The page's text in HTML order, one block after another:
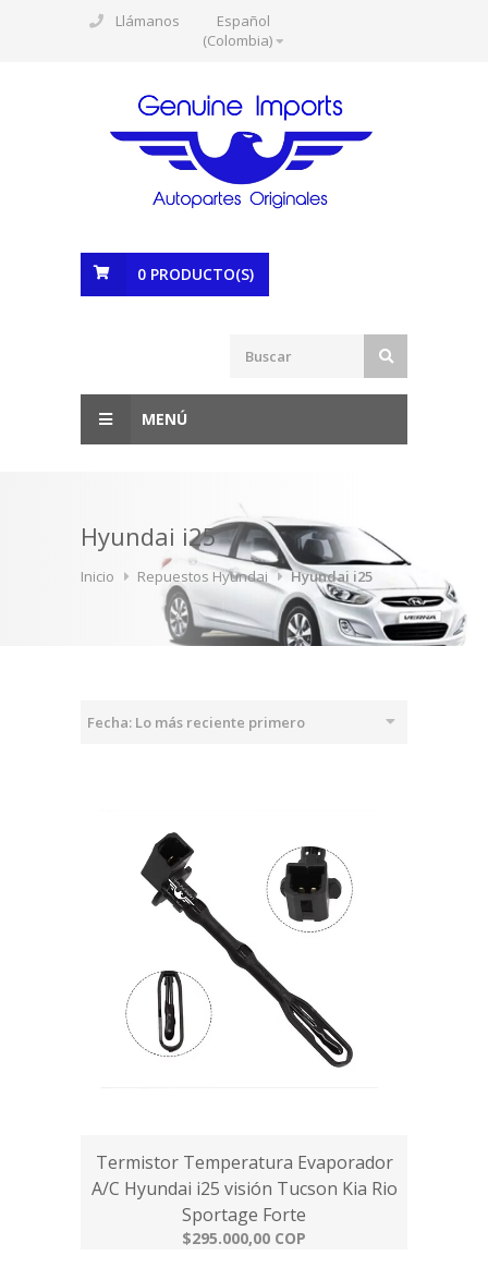
Llámanos
Español
(Colombia)
0 PRODUCTO(S)
MENÚ
Hyundai i25
Inicio Repuestos Hyundai Hyundai i25
Termistor Temperatura Evaporador
A/C Hyundai i25 visión Tucson Kia Rio
Sportage Forte
$295.000,00 COP